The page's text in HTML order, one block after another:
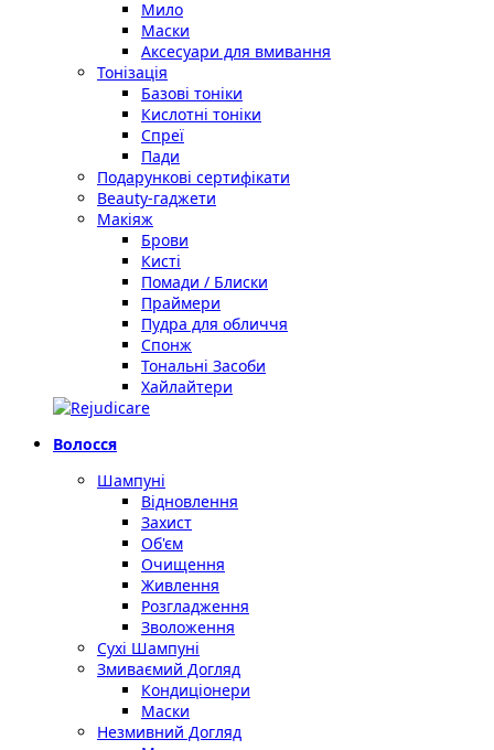
Мило
Маски
Аксесуари для вмивання
Тонізація
Базові тоніки
Кислотні тоніки
Спреї
Пади
Подарункові сертифікати
Beauty-гаджети
Макіяж
Брови
Кисті
Помади / Блиски
Праймери
Пудра для обличчя
Спонж
Тональні Засоби
Хайлайтери
Волосся
Шампуні
Відновлення
Захист
Об'єм
Очищення
Живлення
Розгладження
Зволоження
Сухі Шампуні
Змиваємий Догляд
Кондиціонери
Маски
Незмивний Догляд